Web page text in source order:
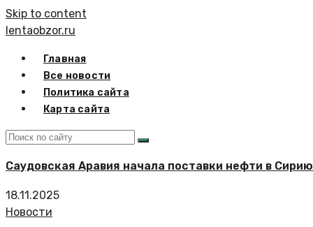
Skip to content
lentaobzor.ru
Главная
Все новости
Политика сайта
Карта сайта
Саудовская Аравия начала поставки нефти в
18.11.2025
Новости